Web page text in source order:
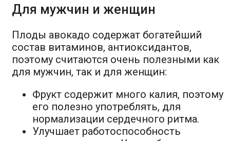
Для мужчин и женщин
Плоды авокадо содержат богатейший
состав витаминов, антиоксидантов,
поэтому считаются очень полезными как
для мужчин, так и для женщин:
Фрукт содержит много калия, поэтому
его полезно употреблять, для
нормализации сердечного ритма.
Улучшает работоспособность